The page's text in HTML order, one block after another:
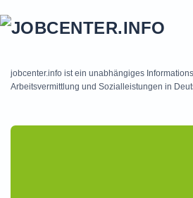
jobcenter.info ist ein unabhängiges
Arbeitsvermittlung und Sozialleistungen in